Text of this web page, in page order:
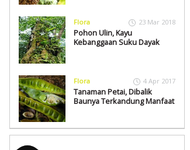
Flora 23 Mar 2018
Pohon Ulin, Kayu
Kebanggaan Suku Dayak
Flora 4 Apr 2017
Tanaman Petai, Dibalik
Baunya Terkandung Manfaat